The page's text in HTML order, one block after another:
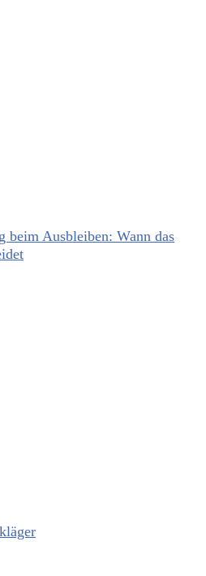
beim Ausbleiben: Wann das